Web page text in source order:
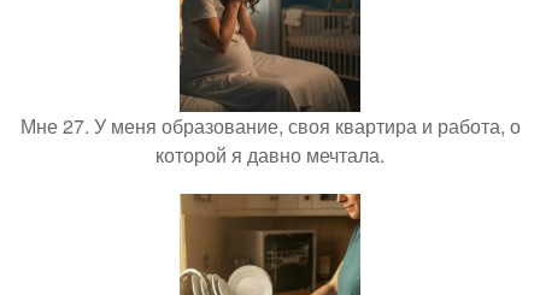
Мне 27. У меня образование, своя квартира и работа, о
которой я давно мечтала.